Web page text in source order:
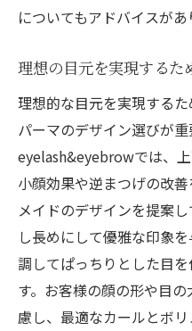
についてもアドバイスがあ
理想の目元を実現するた
理想的な目元を実現する
パーマのデザイン選びが
eyelash&eyebrowでは、上
小顔効果や逆まつげの改
メイドのデザインを提案
し長めにして優雅な印象
調してぱっちりとした目
す。お客様の顔の形や目
慮し、最適なカールとボ